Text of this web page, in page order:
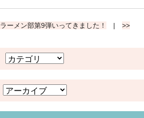
ラーメン部第9弾いってきました！ | >>